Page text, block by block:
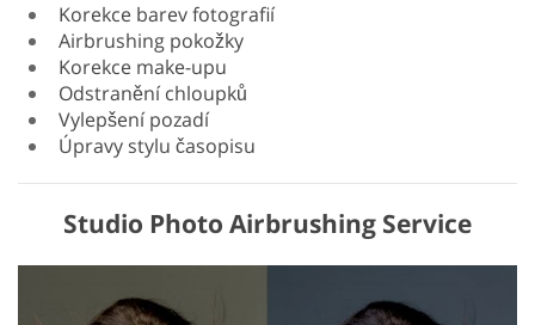
Korekce barev fotografií
Airbrushing pokožky
Korekce make-upu
Odstranění chloupků
Vylepšení pozadí
Úpravy stylu časopisu
Studio Photo Airbrushing Service